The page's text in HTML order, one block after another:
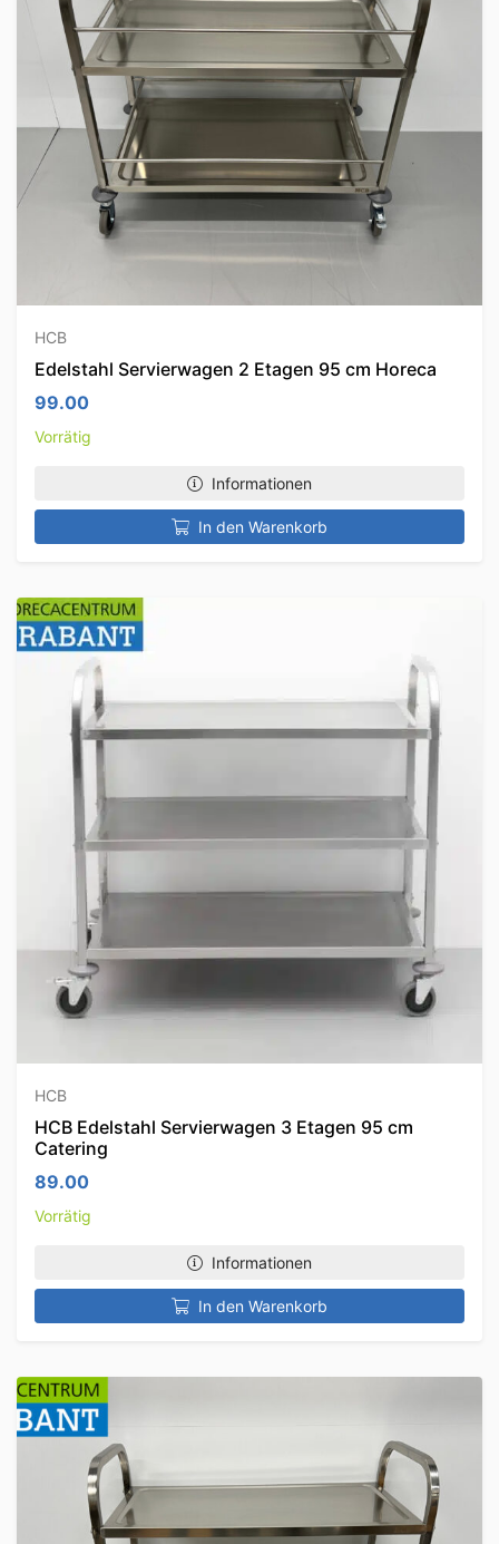
HCB
Edelstahl Servierwagen 2 Etagen 95 cm Horeca
99.00
Vorrätig
Informationen
In den Warenkorb
HCB
HCB Edelstahl Servierwagen 3 Etagen 95 cm
Catering
89.00
Vorrätig
Informationen
In den Warenkorb